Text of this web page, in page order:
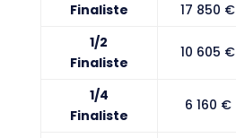
Finaliste 17 850 €
1/2
Finaliste
10 605 €
1/4
Finaliste
6 160 €